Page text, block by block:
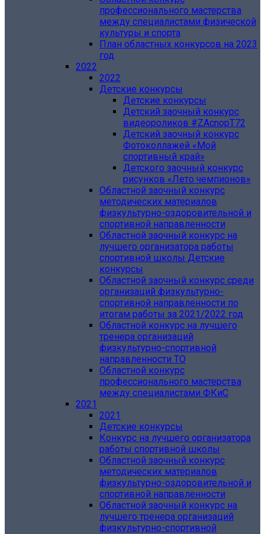
профессионального мастерства
между специалистами физической
культуры и спорта
План областных конкурсов на 2023
год
2022
2022
Детские конкурсы
Детские конкурсы
Детский заочный конкурс
видеороликов #ZAcnopT72
Детский заочный конкурс
Фотоколлажей «Мой
спортивный край»
Детского заочный конкурс
рисунков «Лето чемпионов»
Областной заочный конкурс
методических материалов
физкультурно-оздоровительной и
спортивной направленности
Областной заочный конкурс на
лучшего организатора работы
спортивной школы Детские
конкурсы
Областной заочный конкурс среди
организаций физкультурно-
спортивной направленности по
итогам работы за 2021/2022 год
Областной конкурс на лучшего
тренера организаций
физкультурно-спортивной
направленности ТО
Областной конкурс
профессионального мастерства
между специалистами ФКиС
2021
2021
Детские конкурсы
Конкурс на лучшего организатора
работы спортивной школы
Областной заочный конкурс
методических материалов
физкультурно-оздоровительной и
спортивной направленности
Областной заочный конкурс на
лучшего тренера организаций
физкультурно-спортивной